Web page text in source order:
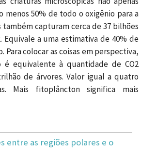
50% de todo o oxigênio para a
também capturam cerca de 37 bilhões
Equivale a uma estimativa de 40% de
Para colocar as coisas em perspectiva,
é equivalente à quantidade de CO2
de árvores. Valor igual a quatro
Mais fitoplâncton significa mais
entre as regiões polares e o